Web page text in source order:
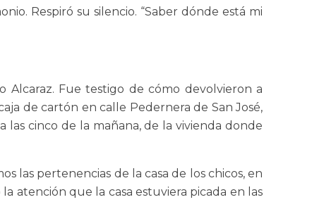
Respiró su silencio. “Saber dónde está mi
Alcaraz. Fue testigo de cómo devolvieron a
de cartón en calle Pedernera de San José,
cinco de la mañana, de la vivienda donde
las pertenencias de la casa de los chicos, en
atención que la casa estuviera picada en las